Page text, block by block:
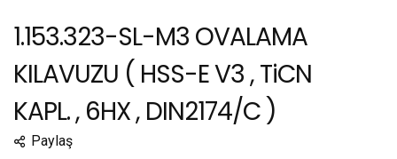
1.153.323-SL-M3 OVALAMA
KILAVUZU ( HSS-E V3 , TiCN
KAPL. , 6HX , DIN2174/C )
Paylaş